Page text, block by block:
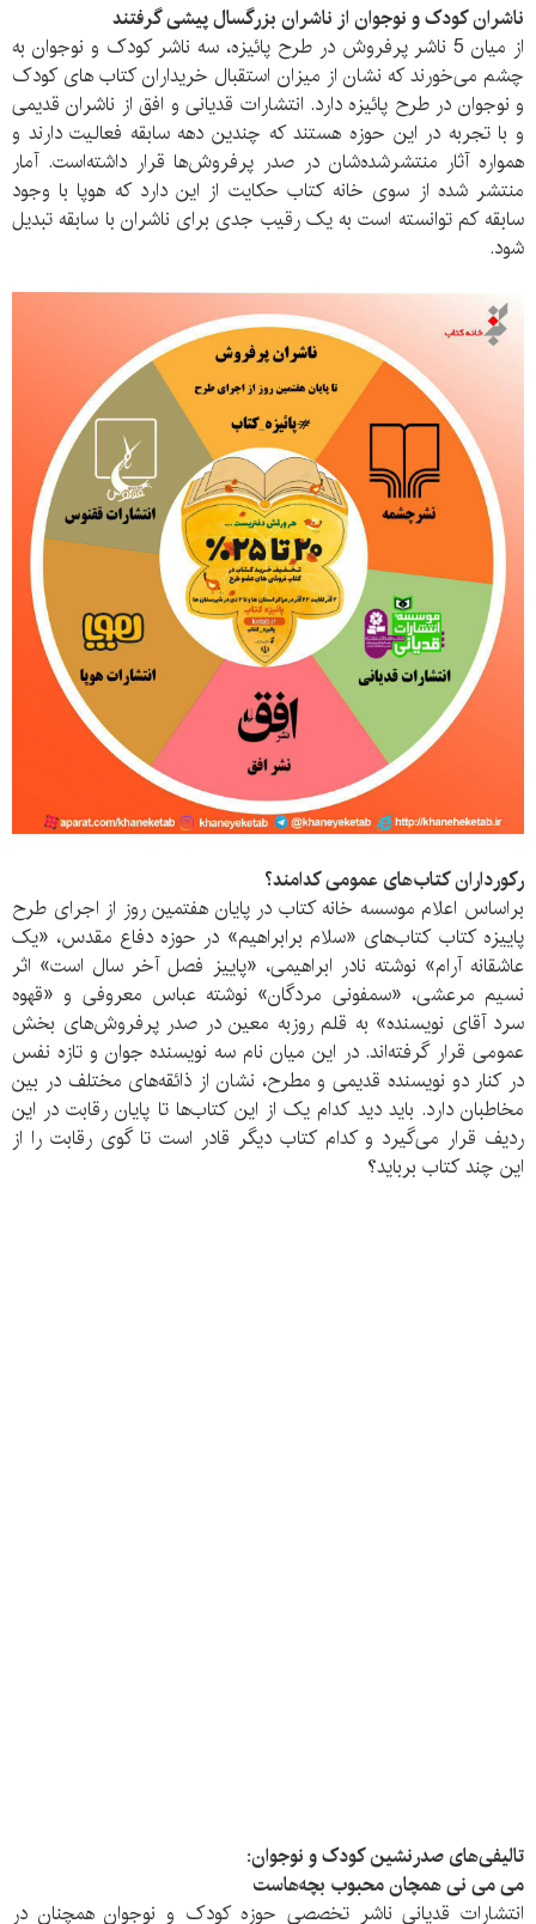
ناشران کودک و نوجوان از ناشران بزرگسال پیشی گرفتند
از میان 5 ناشر پرفروش در طرح پائیزه، سه ناشر کودک و نوجوان به
چشم می‌خورند که نشان از میزان استقبال خریداران کتاب های کودک
و نوجوان در طرح پائیزه دارد. انتشارات قدیانی و افق از ناشران قدیمی
و با تجربه در این حوزه هستند که چندین دهه سابقه فعالیت دارند و
همواره آثار منتشرشده‌شان در صدر پرفروش‌ها قرار داشته‌است. آمار
منتشر شده از سوی خانه کتاب حکایت از این دارد که هوپا با وجود
سابقه کم توانسته است به یک رقیب جدی برای ناشران با سابقه تبدیل
شود.
رکورداران کتاب‌های عمومی کدامند؟
براساس اعلام موسسه خانه کتاب در پایان هفتمین روز از اجرای طرح
پاییزه کتاب کتاب‌های «سلام برابراهیم» در حوزه دفاع مقدس، «یک
عاشقانه آرام» نوشته نادر ابراهیمی، «پاییز فصل آخر سال است» اثر
نسیم مرعشی،‌ «سمفونی مردگان» نوشته عباس معروفی و «قهوه
سرد آقای نویسنده» به قلم روزبه معین در صدر پرفروش‌های بخش
عمومی قرار گرفته‌اند. در این میان نام سه نویسنده جوان و تازه نفس
در کنار دو نویسنده قدیمی و مطرح، نشان از ذائقه‌های مختلف در بین
مخاطبان دارد. باید دید کدام یک از این کتاب‌ها تا پایان رقابت در این
ردیف قرار می‌گیرد و کدام کتاب دیگر قادر است تا گوی رقابت را از
این چند کتاب برباید؟
تالیفی‌های صدرنشین کودک و نوجوان:
می‌ می نی همچان محبوب بچه‌هاست
انتشارات قدیانی ناشر تخصصی حوزه کودک و نوجوان همچنان در